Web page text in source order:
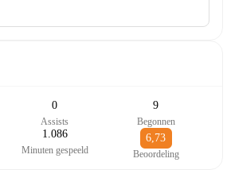
0
Assists
9
Begonnen
1.086
Minuten gespeeld
6,73
Beoordeling